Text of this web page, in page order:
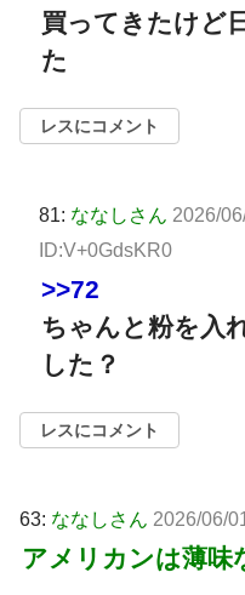
買ってきたけど
た
レスにコメント
81: ななしさん 2026/
ID:V+0GdsKR0
>>72
ちゃんと粉を入
した？
レスにコメント
63: ななしさん 2026/06/
アメリカンは薄味